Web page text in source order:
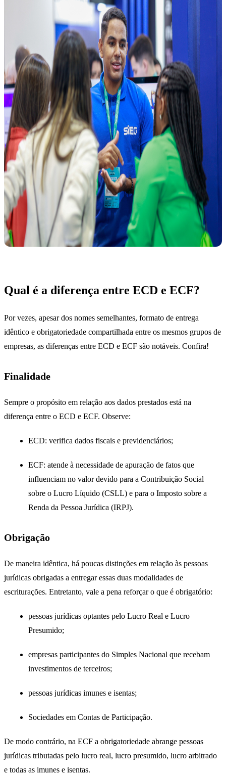
Qual é a diferença entre ECD e ECF?
Por vezes, apesar dos nomes semelhantes, formato de entrega
idêntico e obrigatoriedade compartilhada entre os mesmos grupos de
empresas, as diferenças entre ECD e ECF são notáveis. Confira!
Finalidade
Sempre o propósito em relação aos dados prestados está na
diferença entre o ECD e ECF. Observe:
ECD: verifica dados fiscais e previdenciários;
ECF: atende à necessidade de apuração de fatos que
influenciam no valor devido para a Contribuição Social
sobre o Lucro Líquido (CSLL) e para o Imposto sobre a
Renda da Pessoa Jurídica (IRPJ).
Obrigação
De maneira idêntica, há poucas distinções em relação às pessoas
jurídicas obrigadas a entregar essas duas modalidades de
escriturações. Entretanto, vale a pena reforçar o que é obrigatório:
pessoas jurídicas optantes pelo Lucro Real e Lucro
Presumido;
empresas participantes do Simples Nacional que recebam
investimentos de terceiros;
pessoas jurídicas imunes e isentas;
Sociedades em Contas de Participação.
De modo contrário, na ECF a obrigatoriedade abrange pessoas
jurídicas tributadas pelo lucro real, lucro presumido, lucro arbitrado
e todas as imunes e isentas.